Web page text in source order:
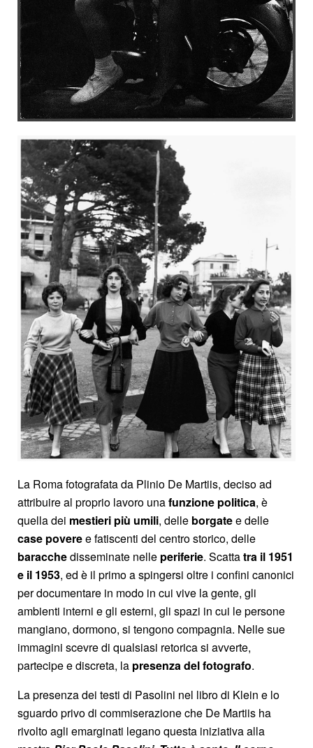
La Roma fotografata da Plinio De Martiis, deciso ad
attribuire al proprio lavoro unafunzione politica, è
quella dei mestieri più umili, delle borgatee delle
case poveree fatiscenti del centro storico, delle
baracchedisseminate nelle periferie. Scattatra il 1951
e il 1953, ed è il primo a spingersi oltre i confini canonici
per documentare in modo in cui vive la gente, gli
ambienti interni e gli esterni, gli spazi in cui le persone
mangiano, dormono, si tengono compagnia. Nelle sue
immagini scevre di qualsiasi retorica si avverte,
partecipe e discreta, la presenza del fotografo.
La presenza dei testi di Pasolini nel libro di Klein e lo
sguardo privo di commiserazione che De Martiis ha
rivolto agli emarginati legano questa iniziativa alla